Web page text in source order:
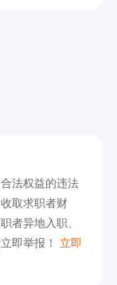
法权益的违法
取求职者财
者异地入职、
即举报！ 立即